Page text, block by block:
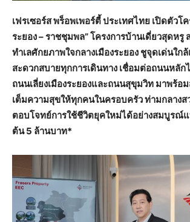
เฟรเซอร์ส พร็อพเพอร์ตี้ ประเทศไทย เปิดตัวโ
ระยอง – ราชชุมพล” โครงการบ้านเดี่ยวสุดหรู
ทำเลศักยภาพใจกลางเมืองระยอง ชูจุดเด่นใก
สะดวกสบายทุกการเดินทาง เชื่อมต่อถนนหลัก
ถนนเลี่ยงเมืองระยองและถนนสุขุมวิท มาพร้อ
เต็มความสุขให้ทุกคนในครอบครัว ท่ามกลาง
ตอบโจทย์การใช้ชีวิตยุคใหม่ได้อย่างสมบูรณ์แ
ต้น 5 ล้านบาท*